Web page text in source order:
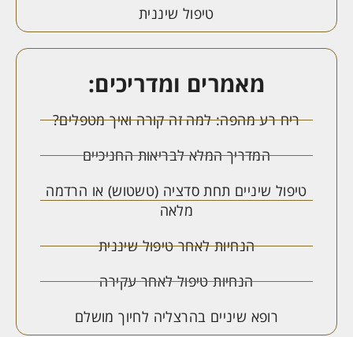
טיפול שיננית
מאמרים ומדריכים:
ריח רע מהפה: למה זה קורה ואיך מטפלים?
המדריך המלא לבריאות החניכיים
טיפול שיניים תחת סדציה (טשטוש) או הרדמה
מלאה
הנחיות לאחר טיפול שיננית
הנחיות טיפול לאחר עקירה
רופא שיניים בהרצליה לחיוך מושלם